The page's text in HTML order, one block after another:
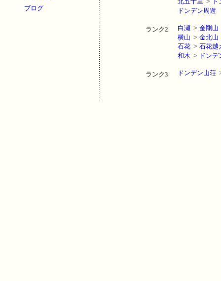
ブログ
ドンデン周遊
ランク2 白瀬 > 金剛山
横山 > 金北山
石花 > 石花越
和木 > ドンデ
ランク3 ドンデン山荘